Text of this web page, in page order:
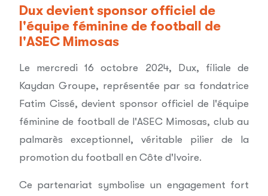
Dux devient sponsor officiel de
l'équipe féminine de football de
l'ASEC Mimosas
Le mercredi 16 octobre 2024, Dux, filiale de
Kaydan Groupe, représentée par sa fondatrice
Fatim Cissé, devient sponsor officiel de l'équipe
féminine de football de l'ASEC Mimosas, club au
palmarès exceptionnel, véritable pilier de la
promotion du football en Côte d'Ivoire.
Ce partenariat symbolise un engagement fort